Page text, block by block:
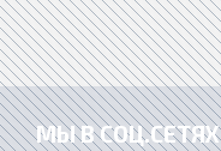
МЫ В СОЦ.СЕТЯХ